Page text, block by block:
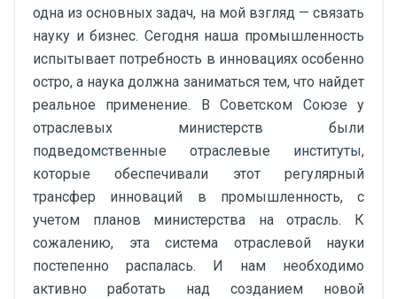
одна из основных задач, на мой взгляд — связать
науку и бизнес. Сегодня наша промышленность
испытывает потребность в инновациях особенно
остро, а наука должна заниматься тем, что найдет
реальное применение. В Советском Союзе у
отраслевых министерств были
подведомственные отраслевые институты,
которые обеспечивали этот регулярный
трансфер инноваций в промышленность, с
учетом планов министерства на отрасль. К
сожалению, эта система отраслевой науки
постепенно распалась. И нам необходимо
активно работать над созданием новой